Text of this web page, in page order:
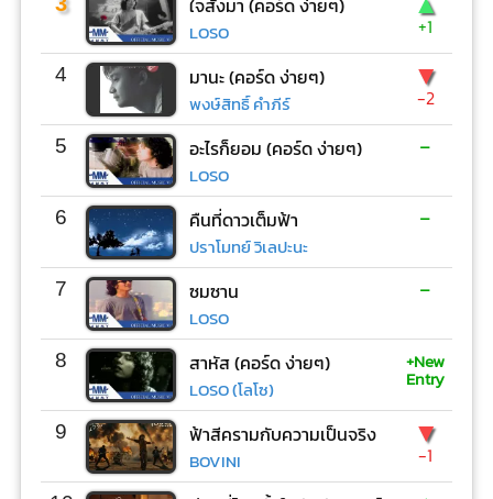
LOSO +1
4 มานะ (คอร์ด ง่ายๆ)
พงษ์สิทธิ์ คำภีร์
▼
-2
5 อะไรก็ยอม (คอร์ด ง่ายๆ)
LOSO
-
6 คืนที่ดาวเต็มฟ้า
ปราโมทย์ วิเลปะนะ
-
7 ซมซาน
LOSO
-
8 สาหัส (คอร์ด ง่ายๆ)
LOSO (โลโซ)
+New
Entry
9 ฟ้าสีครามกับความเป็นจริง
BOVINI
▼
-1